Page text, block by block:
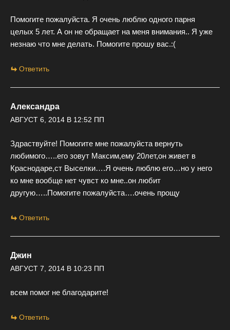
Помогите пожалуйста. Я очень люблю одного парня
целых 5 лет. А он не обращает на меня внимания.. Я уже
незнаю что мне делать. Помогите прошу вас.:(
Ответить
Александра
АВГУСТ 6, 2014 В 12:52 ПП
Здраствуйте! Помогите мне пожалуйста вернуть
любимого…..его зовут Максим,ему 20лет,он живет в
Краснодаре,ст Выселки….Я очень люблю его…но у него
ко мне вообще нет чувст ко мне..он любит
другую…..Помогите пожалуйста….очень прощу
Ответить
Джин
АВГУСТ 7, 2014 В 10:23 ПП
всем помог не благодарите!
Ответить